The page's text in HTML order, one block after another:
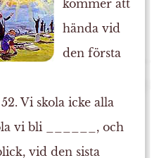
kommer att
hända vid
den första
Vi skola icke alla
vi bli ______, och
vid den sista